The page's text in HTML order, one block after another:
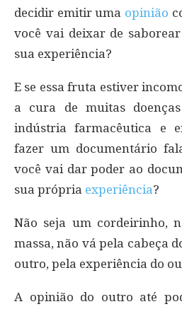
decidir emitir uma opinião
você vai deixar de
sua experiência?
E se essa fruta estiver
a cura de muitas
indústria farmacêutica e
fazer um documentário
você vai dar poder ao
sua própria experiência?
Não seja um cordeirinho,
massa, não vá pela cabeça
outro, pela experiência do
A opinião do outro até